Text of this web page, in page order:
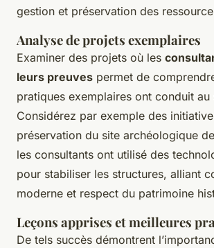
gestion et préservation des
Analyse de projets exemplaires
Examiner des projets où les
leurs preuves permet de
pratiques exemplaires ont conduit au
Considérez par exemple des
préservation du site archéologique
les consultants ont utilisé des
pour stabiliser les structures, alliant
moderne et respect du patrimoine
Leçons apprises et meilleures
De tels succès démontrent